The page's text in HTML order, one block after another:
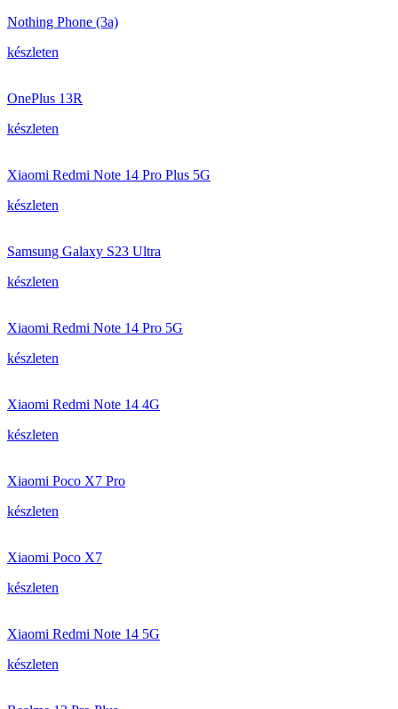
Nothing Phone (3a)
készleten
OnePlus 13R
készleten
Xiaomi Redmi Note 14 Pro Plus 5G
készleten
Samsung Galaxy S23 Ultra
készleten
Xiaomi Redmi Note 14 Pro 5G
készleten
Xiaomi Redmi Note 14 4G
készleten
Xiaomi Poco X7 Pro
készleten
Xiaomi Poco X7
készleten
Xiaomi Redmi Note 14 5G
készleten